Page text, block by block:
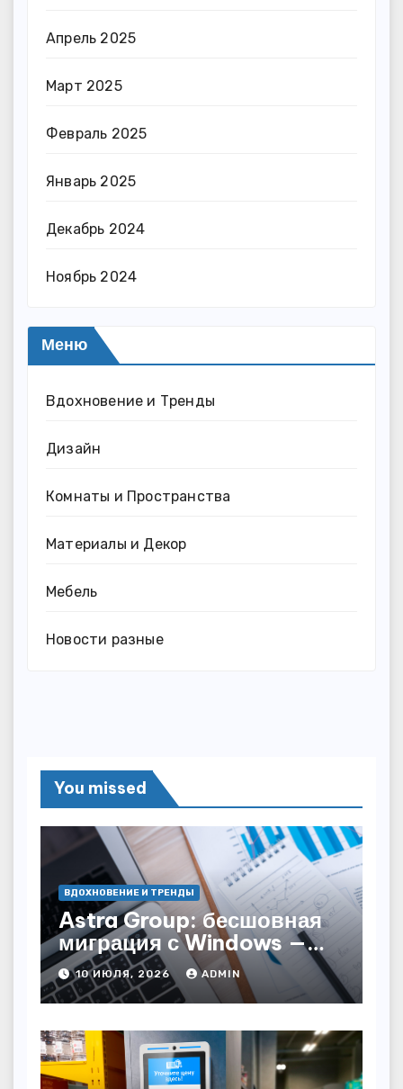
Апрель 2025
Март 2025
Февраль 2025
Январь 2025
Декабрь 2024
Ноябрь 2024
Меню
Вдохновение и Тренды
Дизайн
Комнаты и Пространства
Материалы и Декор
Мебель
Новости разные
You missed
ВДОХНОВЕНИЕ И ТРЕНДЫ
Astra Group: бесшовная
миграция с Windows —
как сохранить бизнес-
непрерывность
10 ИЮЛЯ, 2026 ADMIN